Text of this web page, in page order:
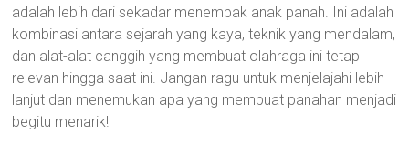
adalah lebih dari sekadar menembak anak panah. Ini adalah
kombinasi antara sejarah yang kaya, teknik yang mendalam,
dan alat-alat canggih yang membuat olahraga ini tetap
relevan hingga saat ini. Jangan ragu untuk menjelajahi lebih
lanjut dan menemukan apa yang membuat panahan menjadi
begitu menarik!